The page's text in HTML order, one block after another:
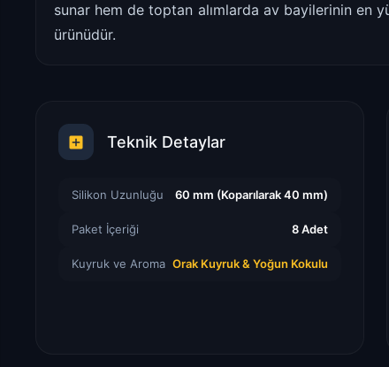
sunar hem de toptan alımlarda av bayilerinin en
ürünüdür.
Teknik Detaylar
Silikon Uzunluğu 60 mm (Koparılarak 40 mm)
Paket İçeriği 8 Adet
Kuyruk ve Aroma Orak Kuyruk & Yoğun Kokulu